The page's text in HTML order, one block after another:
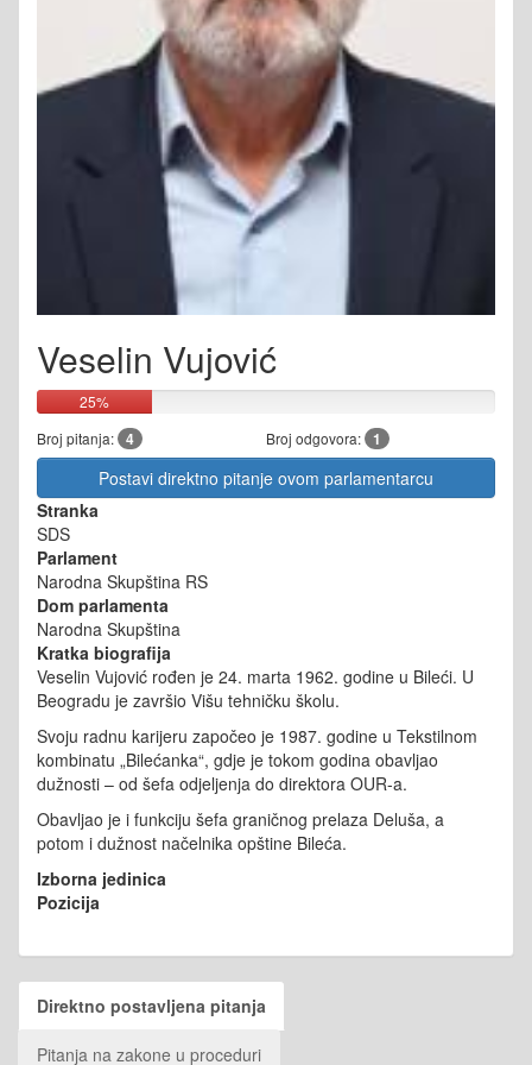
Veselin Vujović
25%
Broj pitanja: 4 Broj odgovora: 1
Postavi direktno pitanje ovom parlamentarcu
Stranka
SDS
Parlament
Narodna Skupština RS
Dom parlamenta
Narodna Skupština
Kratka biografija
Veselin Vujović rođen je 24. marta 1962. godine u Bileći. U
Beogradu je završio Višu tehničku školu.
Svoju radnu karijeru započeo je 1987. godine u Tekstilnom
kombinatu „Bilećanka“, gdje je tokom godina obavljao
dužnosti – od šefa odjeljenja do direktora OUR-a.
Obavljao je i funkciju šefa graničnog prelaza Deluša, a
potom i dužnost načelnika opštine Bileća.
Izborna jedinica
Pozicija
Direktno postavljena pitanja
Pitanja na zakone u proceduri